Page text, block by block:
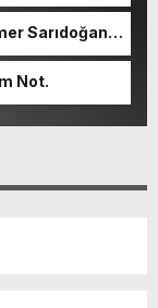
Sarıdoğan’a
Not.